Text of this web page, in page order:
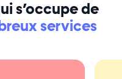
s’occupe de
services